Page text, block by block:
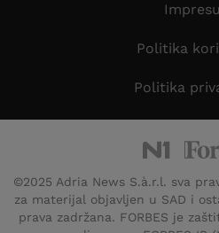
Politika
Politika
©2025 Adria News S.à.r.l. sva
za materijal objavljen u SAD i
prava zadržana. FORBES je